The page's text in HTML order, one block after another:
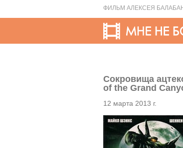
ФИЛЬМ АЛЕКСЕЯ
Сокровища
of the Grand
12 марта 2013 г.